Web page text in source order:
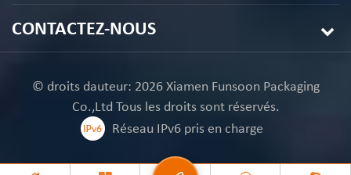
CONTACTEZ-NOUS
© droits dauteur: 2026 Xiamen Funsoon Packaging
Co.,Ltd Tous les droits sont réservés.
Réseau IPv6 pris en charge